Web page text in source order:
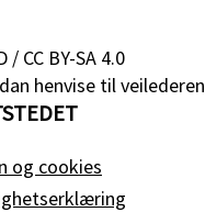
/ CC BY-SA 4.0
henvise til veilederen
og cookies